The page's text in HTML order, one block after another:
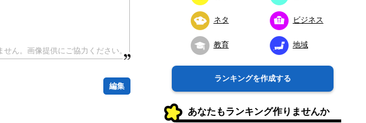
編集
ネタ ビジネス
教育 地域
ランキングを作成する
あなたもランキング作りませんか